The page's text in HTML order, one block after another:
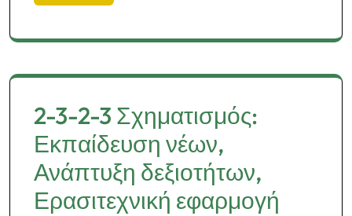
2-3-2-3 Σχηματισμός:
Εκπαίδευση νέων,
Ανάπτυξη δεξιοτήτων,
Ερασιτεχνική εφαρμογή